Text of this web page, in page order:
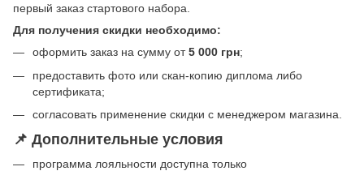
первый заказ стартового набора.
Для получения скидки необходимо:
оформить заказ на сумму от5 000 грн;
предоставить фото или скан-копию диплома либо
сертификата;
согласовать применение скидки с менеджером магазина.
📌 Дополнительные условия
программа лояльности доступна только